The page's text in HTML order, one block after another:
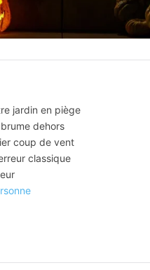
jardin en piège
dehors
coup de vent
classique